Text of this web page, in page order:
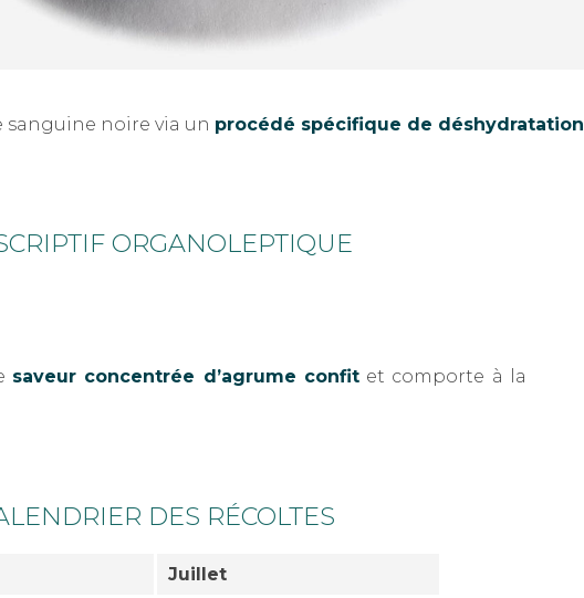
sanguine noire via un procédé spécifique de déshydratation
ORGANOLEPTIQUE
saveur concentrée d’agrume confitet comporte à la
DES RÉCOLTES
Juillet